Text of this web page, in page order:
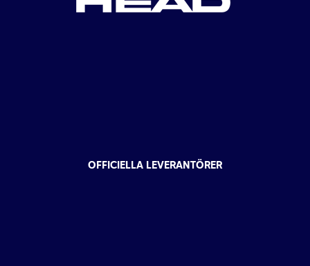
OFFICIELLA LEVERANTÖRER